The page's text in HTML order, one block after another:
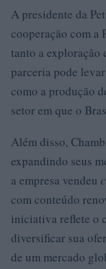
A presidente da
cooperação com a
tanto a exploração
parceria pode
como a produção
setor em que o
Além disso,
expandindo seus
a empresa vendeu
com conteúdo
iniciativa reflete o
diversificar sua
de um mercado